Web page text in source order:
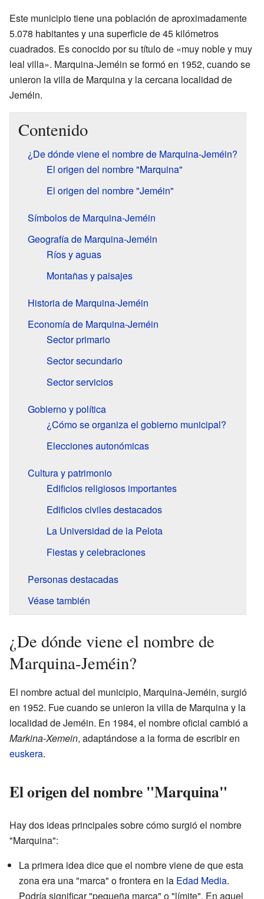
Este municipio tiene una población de aproximadamente
5.078 habitantes y una superficie de 45 kilómetros
cuadrados. Es conocido por su título de «muy noble y muy
leal villa». Marquina-Jeméin se formó en 1952, cuando se
unieron la villa de Marquina y la cercana localidad de
Jeméin.
Contenido
¿De dónde viene el nombre de Marquina-Jeméin?
El origen del nombre "Marquina"
El origen del nombre "Jeméin"
Símbolos de Marquina-Jeméin
Geografía de Marquina-Jeméin
Ríos y aguas
Montañas y paisajes
Historia de Marquina-Jeméin
Economía de Marquina-Jeméin
Sector primario
Sector secundario
Sector servicios
Gobierno y política
¿Cómo se organiza el gobierno municipal?
Elecciones autonómicas
Cultura y patrimonio
Edificios religiosos importantes
Edificios civiles destacados
La Universidad de la Pelota
Fiestas y celebraciones
Personas destacadas
Véase también
¿De dónde viene el nombre de
Marquina-Jeméin?
El nombre actual del municipio, Marquina-Jeméin, surgió
en 1952. Fue cuando se unieron la villa de Marquina y la
localidad de Jeméin. En 1984, el nombre oficial cambió a
Markina-Xemein, adaptándose a la forma de escribir en
euskera.
El origen del nombre "Marquina"
Hay dos ideas principales sobre cómo surgió el nombre
"Marquina":
La primera idea dice que el nombre viene de que esta
zona era una "marca" o frontera en la Edad Media.
Podría significar "pequeña marca" o "límite". En aquel